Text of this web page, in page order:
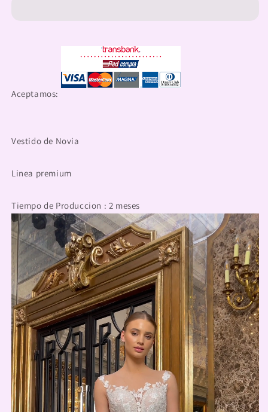
Aceptamos:
Vestido de Novia
Linea premium
Tiempo de Produccion : 2 meses